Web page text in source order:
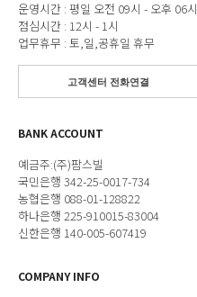
운영시간 : 평일 오전 09시 - 오후 06시
점심시간 : 12시 - 1시
업무휴무 : 토,일,공휴일 휴무
고객센터 전화연결
BANK ACCOUNT
예금주:(주)팜스빌
국민은행 342-25-0017-734
농협은행 088-01-128822
하나은행 225-910015-83004
신한은행 140-005-607419
COMPANY INFO